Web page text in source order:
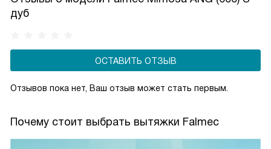
контролировать уровень шума и рационально
расходовать электроэнергию, создавая комфортные
дуб
ОСТАВИТЬ ОТЗЫВ
Отзывов пока нет, Ваш отзыв может стать первым.
Почему стоит выбрать вытяжки Falmec